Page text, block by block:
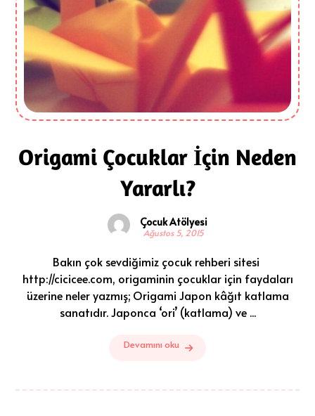
Origami Çocuklar İçin Neden
Yararlı?
Çocuk Atölyesi
Ağustos 5, 2015
Bakın çok sevdiğimiz çocuk rehberi sitesi
http://cicicee.com, origaminin çocuklar için faydaları
üzerine neler yazmış; Origami Japon kâğıt katlama
sanatıdır. Japonca ‘ori’ (katlama) ve ...
Devamını oku